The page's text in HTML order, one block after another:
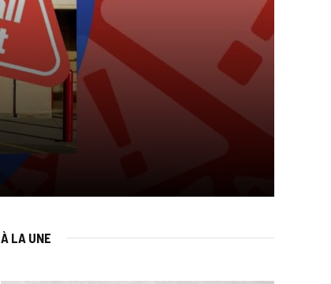
À LA UNE